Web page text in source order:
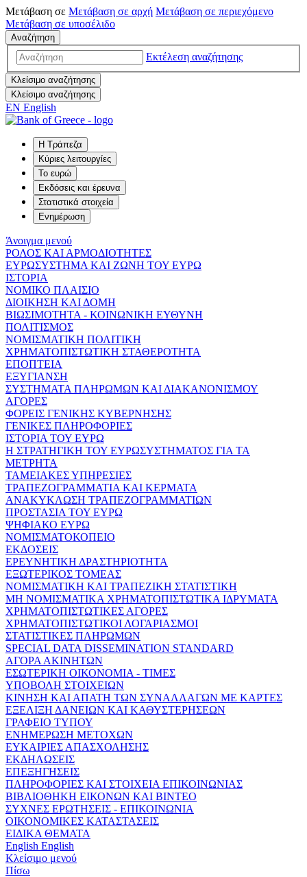
Μετάβαση σε Μετάβαση σε αρχή Μετάβαση σε περιεχόμενο
Μετάβαση σε υποσέλιδο
Αναζήτηση
Εκτέλεση αναζήτησης
Κλείσιμο αναζήτησης
Κλείσιμο αναζήτησης
EN English
Η Τράπεζα
Κύριες λειτουργίες
Το ευρώ
Εκδόσεις και έρευνα
Στατιστικά στοιχεία
Ενημέρωση
Άνοιγμα μενού
ΡΟΛΟΣ ΚΑΙ ΑΡΜΟΔΙΟΤΗΤΕΣ
ΕΥΡΩΣΥΣΤΗΜΑ ΚΑΙ ΖΩΝΗ ΤΟΥ ΕΥΡΩ
ΙΣΤΟΡΙΑ
ΝΟΜΙΚΟ ΠΛΑΙΣΙΟ
ΔΙΟΙΚΗΣΗ ΚΑΙ ΔΟΜΗ
ΒΙΩΣΙΜΟΤΗΤΑ - ΚΟΙΝΩΝΙΚΗ ΕΥΘΥΝΗ
ΠΟΛΙΤΙΣΜΟΣ
ΝΟΜΙΣΜΑΤΙΚΗ ΠΟΛΙΤΙΚΗ
ΧΡΗΜΑΤΟΠΙΣΤΩΤΙΚΗ ΣΤΑΘΕΡΟΤΗΤΑ
ΕΠΟΠΤΕΙΑ
ΕΞΥΓΙΑΝΣΗ
ΣΥΣΤΗΜΑΤΑ ΠΛΗΡΩΜΩΝ ΚΑΙ ΔΙΑΚΑΝΟΝΙΣΜΟΥ
ΑΓΟΡΕΣ
ΦΟΡΕΙΣ ΓΕΝΙΚΗΣ ΚΥΒΕΡΝΗΣΗΣ
ΓΕΝΙΚΕΣ ΠΛΗΡΟΦΟΡΙΕΣ
ΙΣΤΟΡΙΑ ΤΟΥ ΕΥΡΩ
Η ΣΤΡΑΤΗΓΙΚΗ ΤΟΥ ΕΥΡΩΣΥΣΤΗΜΑΤΟΣ ΓΙΑ ΤΑ
ΜΕΤΡΗΤΑ
ΤΑΜΕΙΑΚΕΣ ΥΠΗΡΕΣΙΕΣ
ΤΡΑΠΕΖΟΓΡΑΜΜΑΤΙΑ ΚΑΙ ΚΕΡΜΑΤΑ
ΑΝΑΚΥΚΛΩΣΗ ΤΡΑΠΕΖΟΓΡΑΜΜΑΤΙΩΝ
ΠΡΟΣΤΑΣΙΑ ΤΟΥ ΕΥΡΩ
ΨΗΦΙΑΚΟ ΕΥΡΩ
ΝΟΜΙΣΜΑΤΟΚΟΠΕΙΟ
ΕΚΔΟΣΕΙΣ
ΕΡΕΥΝΗΤΙΚΗ ΔΡΑΣΤΗΡΙΟΤΗΤΑ
ΕΞΩΤΕΡΙΚΟΣ ΤΟΜΕΑΣ
ΝΟΜΙΣΜΑΤΙΚΗ ΚΑΙ ΤΡΑΠΕΖΙΚΗ ΣΤΑΤΙΣΤΙΚΗ
ΜΗ ΝΟΜΙΣΜΑΤΙΚΑ ΧΡΗΜΑΤΟΠΙΣΤΩΤΙΚΑ ΙΔΡΥΜΑΤΑ
ΧΡΗΜΑΤΟΠΙΣΤΩΤΙΚΕΣ ΑΓΟΡΕΣ
ΧΡΗΜΑΤΟΠΙΣΤΩΤΙΚΟΙ ΛΟΓΑΡΙΑΣΜΟΙ
ΣΤΑΤΙΣΤΙΚΕΣ ΠΛΗΡΩΜΩΝ
SPECIAL DATA DISSEMINATION STANDARD
ΑΓΟΡΑ ΑΚΙΝΗΤΩΝ
ΕΣΩΤΕΡΙΚΗ ΟΙΚΟΝΟΜΙΑ - ΤΙΜΕΣ
ΥΠΟΒΟΛΗ ΣΤΟΙΧΕΙΩΝ
ΚΙΝΗΣΗ ΚΑΙ ΑΠΑΤΗ ΤΩΝ ΣΥΝΑΛΛΑΓΩΝ ΜΕ ΚΑΡΤΕΣ
ΕΞΕΛΙΞΗ ΔΑΝΕΙΩΝ ΚΑΙ ΚΑΘΥΣΤΕΡΗΣΕΩΝ
ΓΡΑΦΕΙΟ ΤΥΠΟΥ
ΕΝΗΜΕΡΩΣΗ ΜΕΤΟΧΩΝ
ΕΥΚΑΙΡΙΕΣ ΑΠΑΣΧΟΛΗΣΗΣ
ΕΚΔΗΛΩΣΕΙΣ
ΕΠΕΞΗΓΗΣΕΙΣ
ΠΛΗΡΟΦΟΡΙΕΣ ΚΑΙ ΣΤΟΙΧΕΙΑ ΕΠΙΚΟΙΝΩΝΙΑΣ
ΒΙΒΛΙΟΘΗΚΗ ΕΙΚΟΝΩΝ ΚΑΙ ΒΙΝΤΕΟ
ΣΥΧΝΕΣ ΕΡΩΤΗΣΕΙΣ - ΕΠΙΚΟΙΝΩΝΙΑ
ΟΙΚΟΝΟΜΙΚΕΣ ΚΑΤΑΣΤΑΣΕΙΣ
ΕΙΔΙΚΑ ΘΕΜΑΤΑ
English English
Κλείσιμο μενού
Πίσω